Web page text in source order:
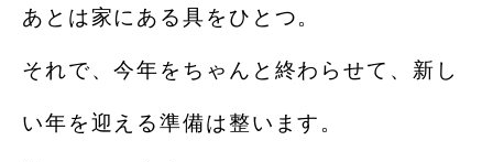
あとは家にある具をひとつ。
それで、今年をちゃんと終わらせて、新し
い年を迎える準備は整います。